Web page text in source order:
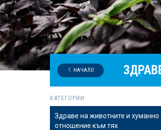
НАЧАЛО
КАТЕГОРИИ
Здраве на животните и хуманно
отношение към тях